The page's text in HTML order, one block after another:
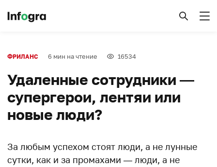
ФРИЛАНС 6 мин на чтение 16534
Удаленные сотрудники —
супергерои, лентяи или
новые люди?
За любым успехом стоят люди, а не лунные
сутки, как и за промахами — люди, а не